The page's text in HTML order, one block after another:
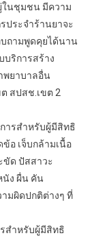
ในชุมชน มีความ
ประจำร้านยาจะ
ถามพูดคุยได้นาน
บริการสร้าง
พยาบาลอื่น
สปสช.เขต 2
ารสำหรับผู้มีสิทธิ
อ เจ็บกล้ามเนื้อ
ขัด ปัสสาวะ
นัง ผื่น คัน
มผิดปกติต่างๆ ที่
สำหรับผู้มีสิทธิ